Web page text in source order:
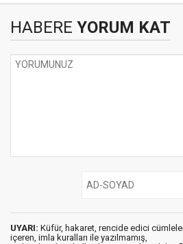
HABERE YORUM KAT
UYARI: Küfür, hakaret, rencide edici
içeren, imla kuralları ile yazılmamış,